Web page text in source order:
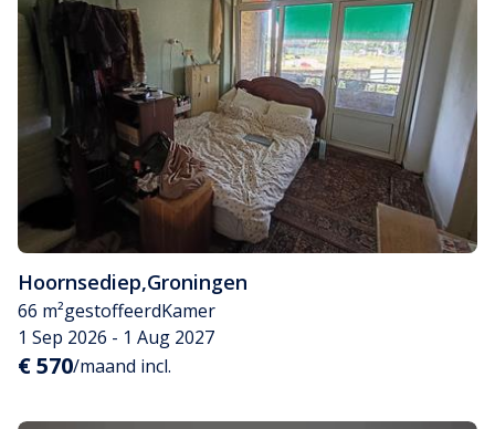
Hoornsediep,Groningen
66 m²gestoffeerdKamer
1 Sep 2026 - 1 Aug 2027
€ 570/maand incl.